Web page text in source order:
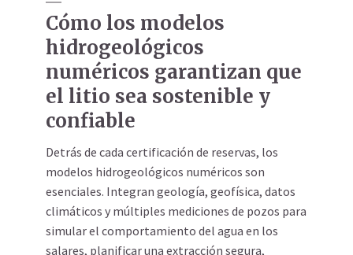
Cómo los modelos
hidrogeológicos
numéricos garantizan que
el litio sea sostenible y
confiable
Detrás de cada certificación de reservas, los
modelos hidrogeológicos numéricos son
esenciales. Integran geología, geofísica, datos
climáticos y múltiples mediciones de pozos para
simular el comportamiento del agua en los
salares, planificar una extracción segura,